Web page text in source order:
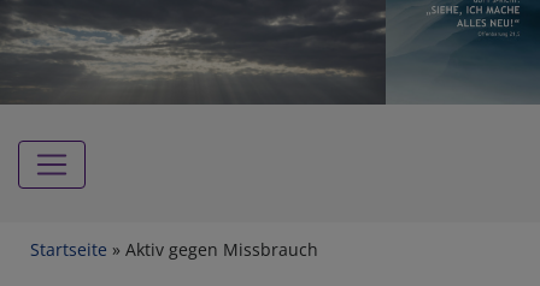
Hauptnavigation
Breadcrumb
Startseite Aktiv gegen Missbrauch